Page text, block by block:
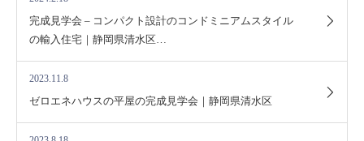
完成見学会 – コンパクト設計のコンドミニアムスタイル
の輸入住宅｜静岡県清水区…
2023.11.8
ゼロエネハウスの平屋の完成見学会｜静岡県清水区